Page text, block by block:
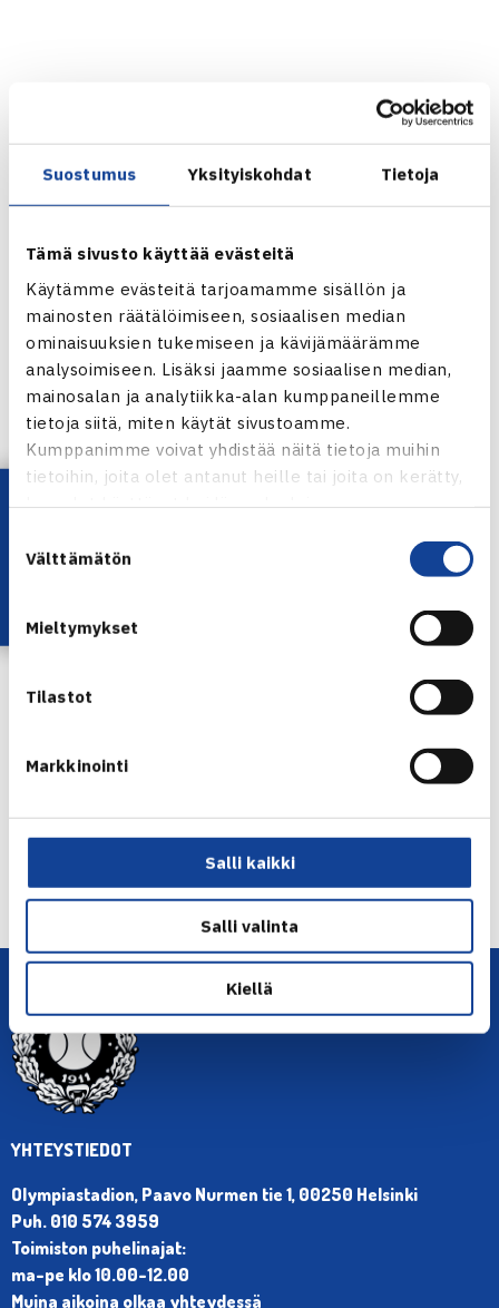
Suostumus Yksityiskohdat Tietoja
Tämä sivusto käyttää evästeitä
Käytämme evästeitä tarjoamamme sisällön ja
mainosten räätälöimiseen, sosiaalisen median
ominaisuuksien tukemiseen ja kävijämäärämme
analysoimiseen. Lisäksi jaamme sosiaalisen median,
mainosalan ja analytiikka-alan kumppaneillemme
tietoja siitä, miten käytät sivustoamme.
Kumppanimme voivat yhdistää näitä tietoja muihin
tietoihin, joita olet antanut heille tai joita on kerätty,
kun olet käyttänyt heidän palvelujaan.
valinta
Välttämätön
Mieltymykset
Tilastot
Markkinointi
Salli kaikki
Salli valinta
Kiellä
Patrick Kaukovaltakin sai kultamitalin kaulaansa
voitettuaan Emil Ruusuvuoren kanssa
nelinpelinloppuottelussaPyry HyrkkösenjaJoel
Monica Malinen
Tennisliiton kilpailupäällikkö
Raisa Törnroos-Heinonen
nautti Hyvinkään kilpailutunnelmasta ja kiitteli puitteita.
– Kentät olivat todella loistavassa kunnossa. Tästä
Hyvinkään on hyvä suunnata kohti kymppitonnikisoja.
Hyvinkään Tennisseura järjestää Miesten ITF Futures -
Urheilupuistossa 8.-15.8.2015.
Seuraava uutinen: Tampereen SEB JGP… →
Lataa OmaTennis!
YHTEYSTIEDOT
Olympiastadion, Paavo Nurmen tie 1, 00250 Helsinki
Puh. 010 574 3959
Toimiston puhelinajat:
ma-pe klo 10.00-12.00
Muina aikoina olkaa yhteydessä